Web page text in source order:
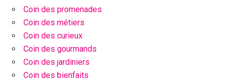
Coin des promenades
Coin des métiers
Coin des curieux
Coin des gourmands
Coin des jardiniers
Coin des bienfaits